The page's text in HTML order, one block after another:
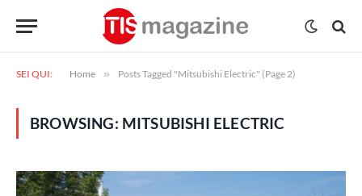
SEI QUI: Home » Posts Tagged "Mitsubishi Electric" (Page 2)
BROWSING: MITSUBISHI ELECTRIC